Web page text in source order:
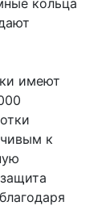
имеют
к